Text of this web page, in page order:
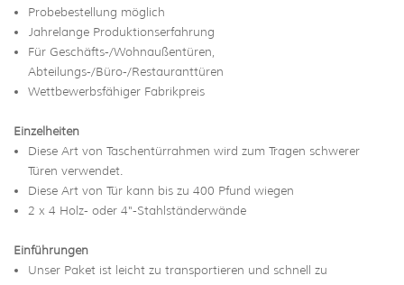
Probebestellung möglich
Jahrelange Produktionserfahrung
Für Geschäfts-/Wohnaußentüren,
Abteilungs-/Büro-/Restauranttüren
Wettbewerbsfähiger Fabrikpreis
Einzelheiten
Diese Art von Taschentürrahmen wird zum Tragen schwerer
Türen verwendet.
Diese Art von Tür kann bis zu 400 Pfund wiegen
2 x 4 Holz- oder 4"-Stahlständerwände
Einführungen
Unser Paket ist leicht zu transportieren und schnell zu